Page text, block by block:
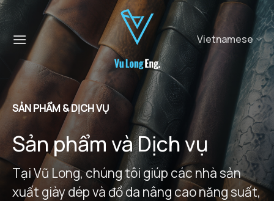
Chuyển
đến
Vietnamese
Sản phẩm và Dịch vụ
Tại Vũ Long, chúng tôi giúp các nhà sản
xuất giày dép và đồ da nâng cao năng suất,
SẢN PHẨM & DỊCH VỤ